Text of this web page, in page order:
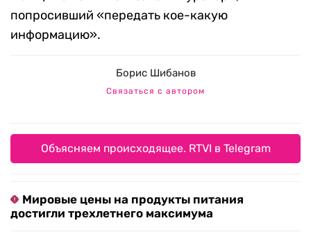
попросивший «передать кое-какую
информацию».
Борис Шибанов
Связаться с автором
Объясняем происходящее. RTVI в Telegram
Мировые цены на продукты питания
достигли трехлетнего максимума